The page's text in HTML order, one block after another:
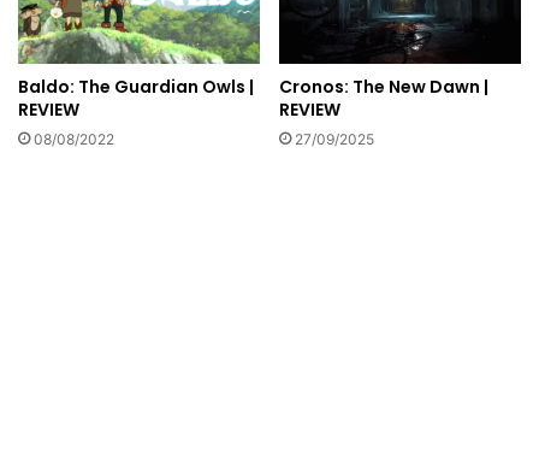
Baldo: The Guardian Owls |
REVIEW
08/08/2022
Cronos: The New Dawn |
REVIEW
27/09/2025